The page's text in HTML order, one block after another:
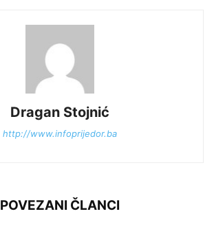
Dragan Stojnić
http://www.infoprijedor.ba
POVEZANI ČLANCI